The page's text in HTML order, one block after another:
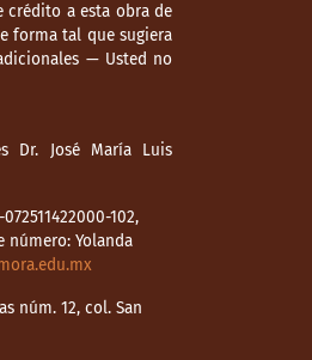
crédito a esta obra de
forma tal que sugiera
— Usted no
Dr. José María Luis
102,
número: Yolanda
núm. 12, col. San